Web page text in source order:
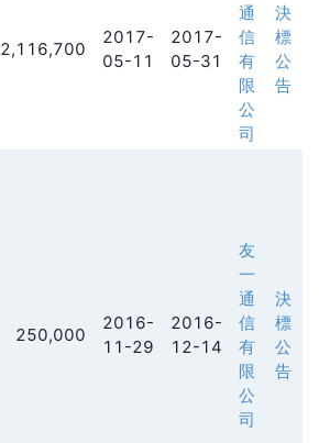
2,116,700
2017-
05-11
2017-
05-31
通
信
有
限
公
司
決
標
公
告
250,000
2016-
11-29
2016-
12-14
友
一
通
信
有
限
公
司
決
標
公
告